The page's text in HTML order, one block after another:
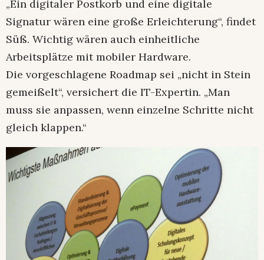
„Ein digitaler Postkorb und eine digitale
Signatur wären eine große Erleichterung“, findet
Süß. Wichtig wären auch einheitliche
Arbeitsplätze mit mobiler Hardware.
Die vorgeschlagene Roadmap sei „nicht in Stein
gemeißelt“, versichert die IT-Expertin. „Man
muss sie anpassen, wenn einzelne Schritte nicht
gleich klappen.“